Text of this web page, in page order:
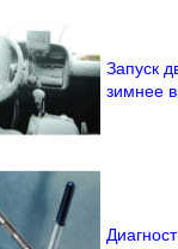
Запуск
зимнее